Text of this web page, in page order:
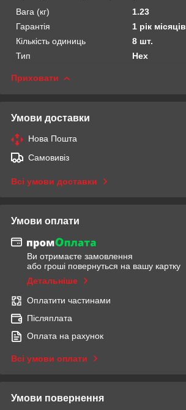
Вага (кг)
1.23
Гарантія
1 рік місяців
Кількість одиниць
8 шт.
Тип
Hex
Приховати
Умови доставки
Нова Пошта
Самовивіз
Всі умови доставки
Умови оплати
Ви отримаєте замовлення
або гроші повернуться на вашу картку
Детальніше
Оплатити частинами
Післяплата
Оплата на рахунок
Всі умови оплати
Умови повернення